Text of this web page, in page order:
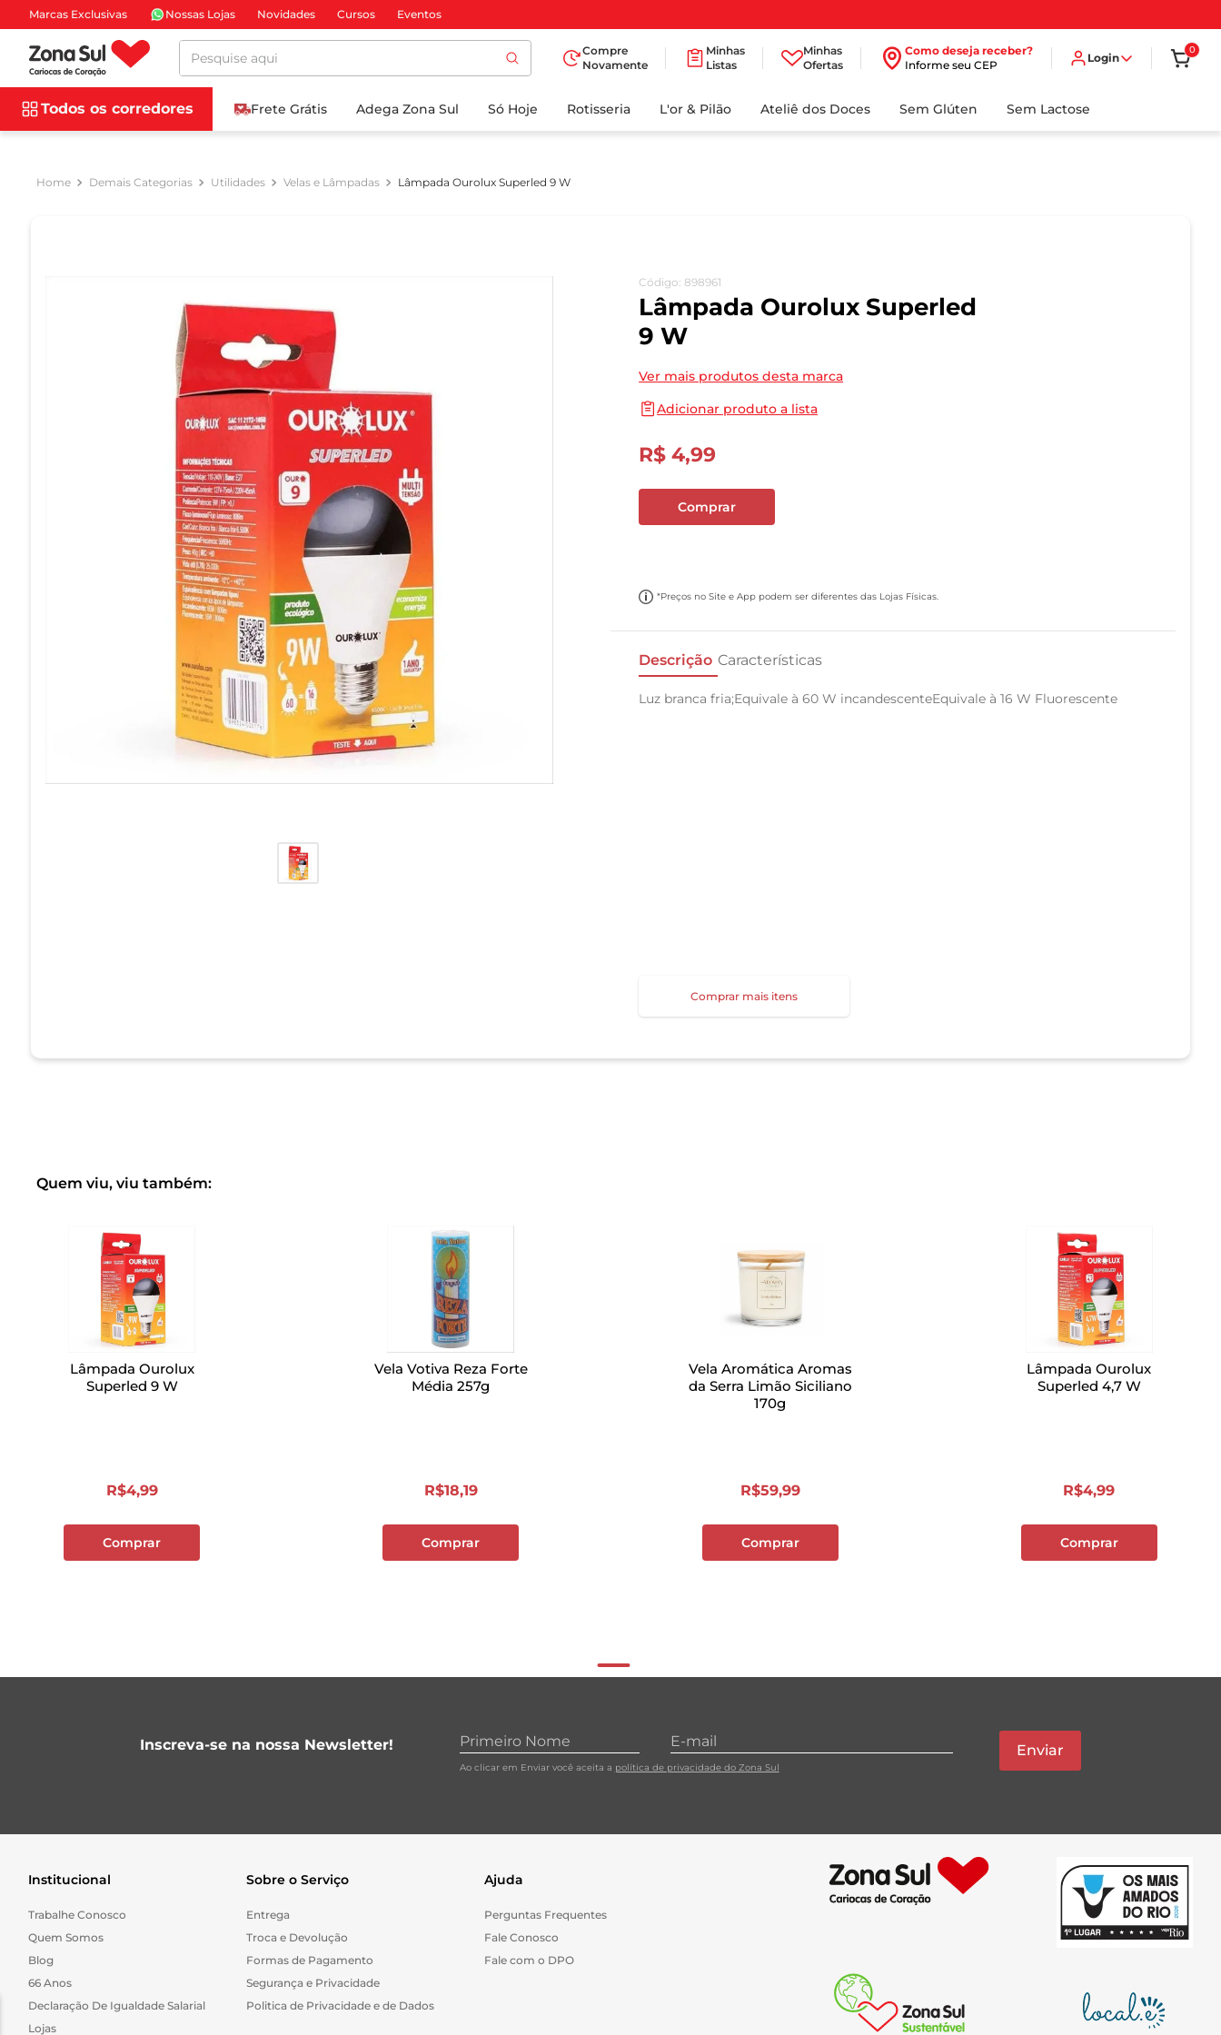
Marcas Exclusivas Nossas Lojas Novidades Cursos Eventos
Pesquise aqui
Compre
Novamente
Minhas
Listas
Minhas
Ofertas
Como deseja receber?
Informe seu CEP
Login
0
Todos os corredores Frete Grátis Adega Zona Sul Só Hoje Rotisseria L'or & Pilão Ateliê dos Doces Sem Glúten Sem Lactose
Demais Categorias Utilidades Velas e Lâmpadas Lâmpada Ourolux Superled 9 W
Código: 898961
Lâmpada Ourolux Superled
9 W
Ver mais produtos desta marca
Adicionar produto a lista
R$ 4,99
Comprar
*Preços no Site e App podem ser diferentes das Lojas Físicas.
Descrição Características
Luz branca fria;Equivale à 60 W incandescenteEquivale à 16 W Fluorescente
Comprar mais itens
Quem viu, viu também:
Lâmpada Ourolux
Superled 9 W
R$4,99
Comprar
Vela Votiva Reza Forte
Média 257g
R$18,19
Comprar
Vela Aromática Aromas
da Serra Limão Siciliano
170g
R$59,99
Comprar
Lâmpada Ourolux
Superled 4,7 W
R$4,99
Comprar
Inscreva-se na nossa Newsletter!
Ao clicar em Enviar você aceita a política de privacidade do Zona Sul
Enviar
Institucional
Trabalhe Conosco
Quem Somos
Blog
66 Anos
Declaração De Igualdade Salarial
Lojas
Sobre o Serviço
Entrega
Troca e Devolução
Formas de Pagamento
Segurança e Privacidade
Politica de Privacidade e de Dados
Ajuda
Perguntas Frequentes
Fale Conosco
Fale com o DPO
BUSCADOS